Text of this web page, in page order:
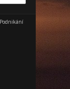
Podnikání